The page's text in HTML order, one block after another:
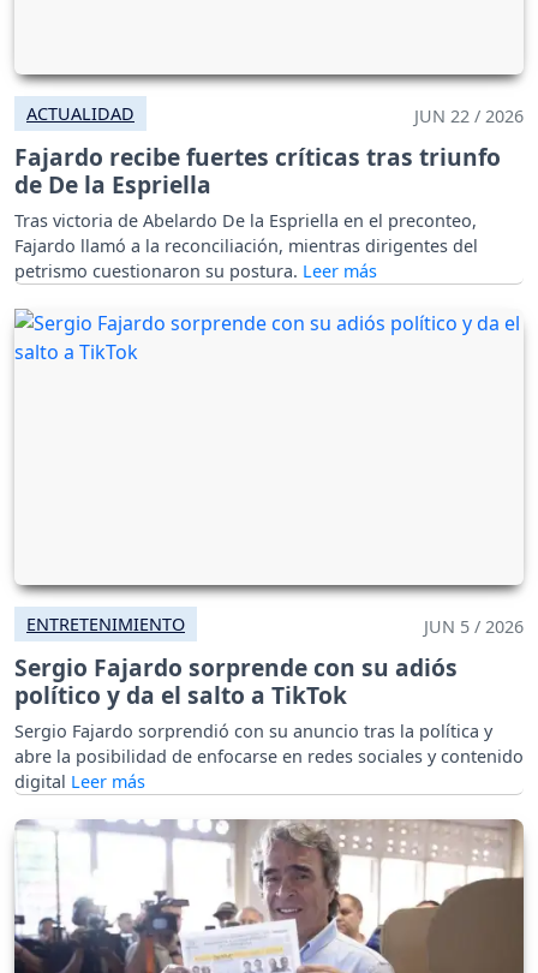
ACTUALIDAD JUN 22 / 2026
Fajardo recibe fuertes críticas tras triunfo
de De la Espriella
Tras victoria de Abelardo De la Espriella en el preconteo,
Fajardo llamó a la reconciliación, mientras dirigentes del
petrismo cuestionaron su postura.
ENTRETENIMIENTO JUN 5 / 2026
Sergio Fajardo sorprende con su adiós
político y da el salto a TikTok
Sergio Fajardo sorprendió con su anuncio tras la política y
abre la posibilidad de enfocarse en redes sociales y contenido
digital